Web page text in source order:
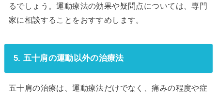
るでしょう。運動療法の効果や疑問点については、専門
家に相談することをおすすめします。
5. 五十肩の運動以外の治療法
五十肩の治療は、運動療法だけでなく、痛みの程度や症